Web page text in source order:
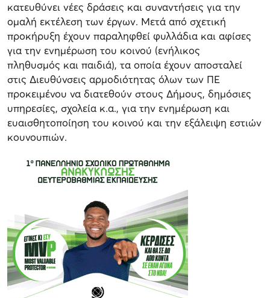
κατευθύνει νέες δράσεις και συναντήσεις για την
ομαλή εκτέλεση των έργων. Μετά από σχετική
προκήρυξη έχουν παραληφθεί φυλλάδια και αφίσες
για την ενημέρωση του κοινού (ενήλικος
πληθυσμός και παιδιά), τα οποία έχουν αποσταλεί
στις Διευθύνσεις αρμοδιότητας όλων των ΠΕ
προκειμένου να διατεθούν στους Δήμους, δημόσιες
υπηρεσίες, σχολεία κ.α., για την ενημέρωση και
ευαισθητοποίηση του κοινού και την εξάλειψη εστιών
κουνουπιών.